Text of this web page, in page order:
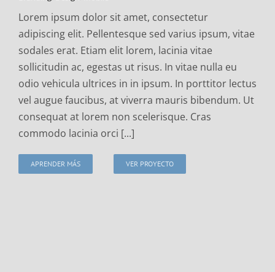
Lorem ipsum dolor sit amet, consectetur
adipiscing elit. Pellentesque sed varius ipsum, vitae
sodales erat. Etiam elit lorem, lacinia vitae
sollicitudin ac, egestas ut risus. In vitae nulla eu
odio vehicula ultrices in in ipsum. In porttitor lectus
vel augue faucibus, at viverra mauris bibendum. Ut
consequat at lorem non scelerisque. Cras
commodo lacinia orci [...]
APRENDER MÁS VER PROYECTO